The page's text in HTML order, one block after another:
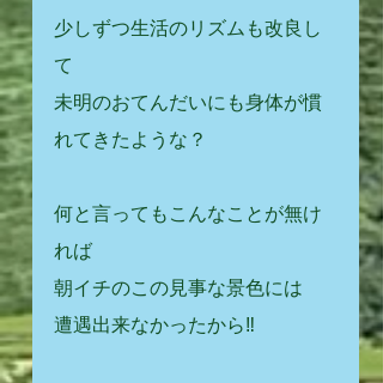
少しずつ生活のリズムも改良し
て
未明のおてんだいにも身体が慣
れてきたような？
何と言ってもこんなことが無け
れば
朝イチのこの見事な景色には
遭遇出来なかったから‼️